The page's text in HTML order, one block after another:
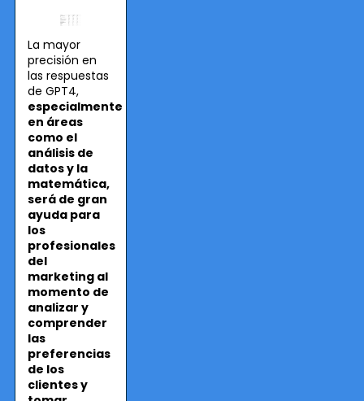
La mayor
precisión en
las respuestas
de GPT4,
especialmente
en áreas
como el
análisis de
datos y la
matemática,
será de gran
ayuda para
los
profesionales
del
marketing al
momento de
analizar y
comprender
las
preferencias
de los
clientes y